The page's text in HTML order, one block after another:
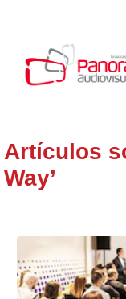
Artículos
Way’